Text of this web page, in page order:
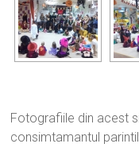
Fotografiile din acest
consimtamantul